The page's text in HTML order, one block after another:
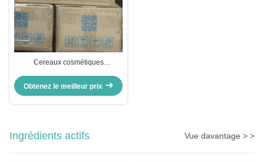
Cereaux cosmétiques
de cire d'abeille microcristalline
CAS n° 8006-40-4
Obtenez le meilleur prix
Ingrédients actifs Vue davantage > >